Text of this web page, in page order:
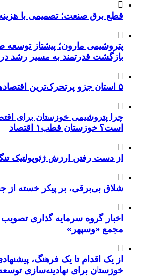
قطع برق صنعت؛ تصمیمی با
پتروشیمی مارون؛ پیشتاز توسعه
بازگشت قدرتمند به مسیر رشد در
۵ استان جزو پرتحرک‌ترین اقتصاد‌های کشور
چرا پتروشیمی خوزستان برای
است؟ خوزستان قطب۱ اقتصاد
از دست رفتن ارزش ژئوپولتیک
شلاق‌ بی‌برقی، بر پیکر خسته‌ از
مجمع «وسپهر»
از یک اقدام تا یک فرهنگ،
خوزستان برای نهادینه‌سازی